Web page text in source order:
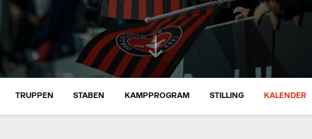
TRUPPEN STABEN KAMPPROGRAM STILLING KALENDER